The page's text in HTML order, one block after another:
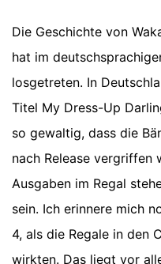
Die Geschichte von
hat im
losgetreten. In
Titel My Dress-Up
so gewaltig, dass die
nach Release vergriffen
Ausgaben im Regal
sein. Ich erinnere mich
4, als die Regale in den
wirkten. Das liegt vor